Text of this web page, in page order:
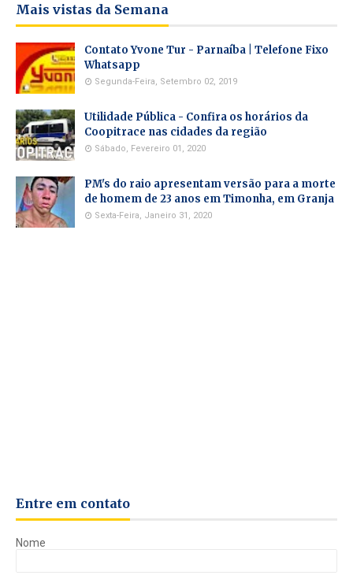
Mais vistas da Semana
Contato Yvone Tur - Parnaíba | Telefone Fixo
Whatsapp
Segunda-Feira, Setembro 02, 2019
Utilidade Pública - Confira os horários da
Coopitrace nas cidades da região
Sábado, Fevereiro 01, 2020
PM's do raio apresentam versão para a morte
de homem de 23 anos em Timonha, em Granja
Sexta-Feira, Janeiro 31, 2020
Entre em contato
Nome